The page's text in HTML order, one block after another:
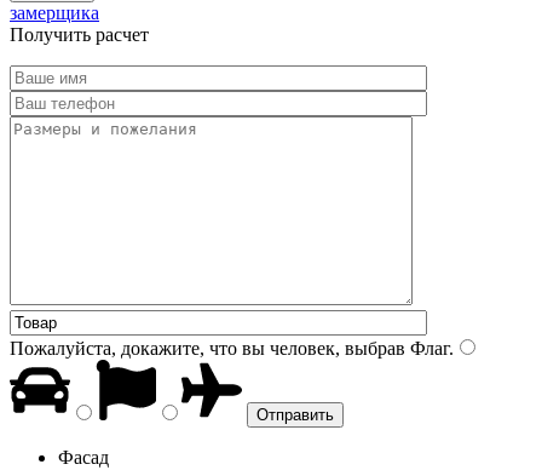
замерщика
Получить расчет
Пожалуйста, докажите, что вы человек, выбрав Флаг.
Фасад